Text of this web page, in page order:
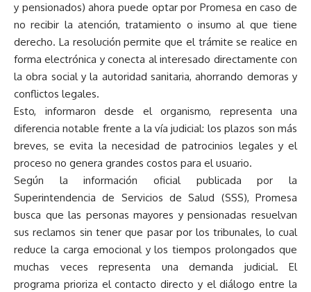
y pensionados) ahora puede optar por Promesa en caso de
no recibir la atención, tratamiento o insumo al que tiene
derecho. La resolución permite que el trámite se realice en
forma electrónica y conecta al interesado directamente con
la obra social y la autoridad sanitaria, ahorrando demoras y
conflictos legales.
Esto, informaron desde el organismo, representa una
diferencia notable frente a la vía judicial: los plazos son más
breves, se evita la necesidad de patrocinios legales y el
proceso no genera grandes costos para el usuario.
Según la información oficial publicada por la
Superintendencia de Servicios de Salud (SSS), Promesa
busca que las personas mayores y pensionadas resuelvan
sus reclamos sin tener que pasar por los tribunales, lo cual
reduce la carga emocional y los tiempos prolongados que
muchas veces representa una demanda judicial. El
programa prioriza el contacto directo y el diálogo entre la